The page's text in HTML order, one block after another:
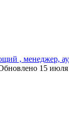
, менеджер,
15 июля